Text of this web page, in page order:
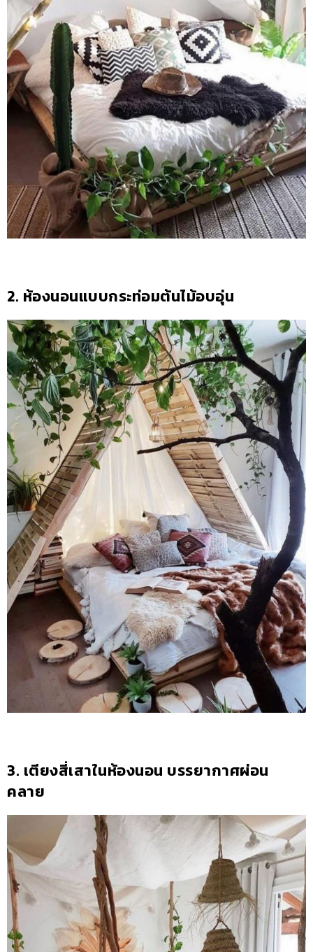
2. ห้องนอนแบบกระท่อมต้นไม้อบอุ่น
3. เตียงสี่เสาในห้องนอน บรรยากาศผ่อน
คลาย